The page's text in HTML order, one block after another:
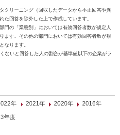
クリーニング（回収したデータから不正回答や異
た回答を除外した上で作成しています。
の「業態別」においては有効回答者数が規定人
ます。その他の部門においては有効回答者数が規
なります。
ないと回答した人の割合が基準値以下の企業がラ
年 2021年 2020年
2016年
年度